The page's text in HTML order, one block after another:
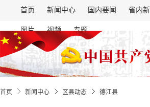
首页 新闻中心 国内要闻 省内
图片 视频 专题
首页 新闻中心 区县动态 德江县